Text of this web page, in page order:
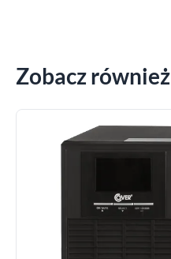
Zobacz również